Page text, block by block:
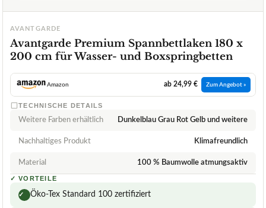
AVANTGARDE
Avantgarde Premium Spannbettlaken 180 x
200 cm für Wasser- und Boxspringbetten
Amazon ab 24,99 € Zum Angebot »
TECHNISCHE DETAILS
Weitere Farben erhältlich Dunkelblau Grau Rot Gelb und weitere
Nachhaltiges Produkt Klimafreundlich
Material 100 % Baumwolle atmungsaktiv
✓ VORTEILE
✓ Öko-Tex Standard 100 zertifiziert